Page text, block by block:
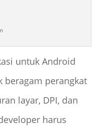
untuk Android
beragam perangkat
layar, DPI, dan
harus